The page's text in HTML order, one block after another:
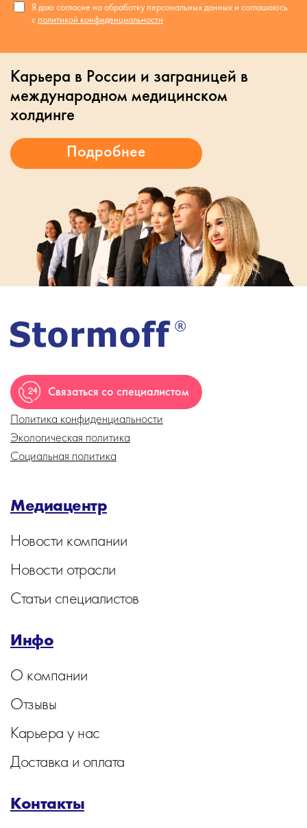
Я даю согласие на обработку персональных данных и соглашаюсь
с политикой конфиденциальности
Карьера в России и заграницей в
международном медицинском
холдинге
Связаться со специалистом
Политика конфиденциальности
Экологическая политика
Социальная политика
Медиацентр
Новости компании
Новости отрасли
Статьи специалистов
Инфо
О компании
Отзывы
Карьера у нас
Доставка и оплата
Контакты